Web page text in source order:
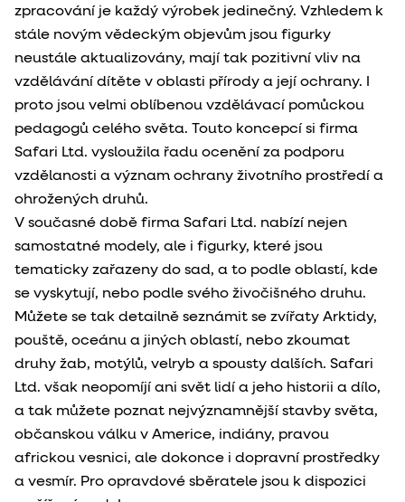
zpracování je každý výrobek jedinečný. Vzhledem k
stále novým vědeckým objevům jsou figurky
neustále aktualizovány, mají tak pozitivní vliv na
vzdělávání dítěte v oblasti přírody a její ochrany. I
proto jsou velmi oblíbenou vzdělávací pomůckou
pedagogů celého světa. Touto koncepcí si firma
Safari Ltd. vysloužila řadu ocenění za podporu
vzdělanosti a význam ochrany životního prostředí a
ohrožených druhů.
V současné době firma Safari Ltd. nabízí nejen
samostatné modely, ale i figurky, které jsou
tematicky zařazeny do sad, a to podle oblastí, kde
se vyskytují, nebo podle svého živočišného druhu.
Můžete se tak detailně seznámit se zvířaty Arktidy,
pouště, oceánu a jiných oblastí, nebo zkoumat
druhy žab, motýlů, velryb a spousty dalších. Safari
Ltd. však neopomíjí ani svět lidí a jeho historii a dílo,
a tak můžete poznat nejvýznamnější stavby světa,
občanskou válku v Americe, indiány, pravou
africkou vesnici, ale dokonce i dopravní prostředky
a vesmír. Pro opravdové sběratele jsou k dispozici